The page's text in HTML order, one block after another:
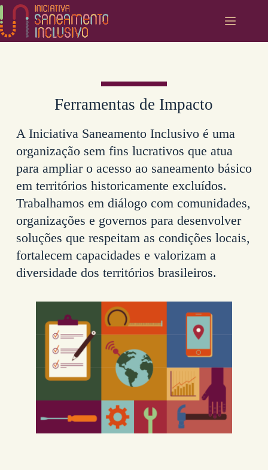
Pular
o
conteúdo
Ferramentas de Impacto
A Iniciativa Saneamento Inclusivo é uma
organização sem fins lucrativos que atua
para ampliar o acesso ao saneamento básico
em territórios historicamente excluídos.
Trabalhamos em diálogo com comunidades,
organizações e governos para desenvolver
soluções que respeitam as condições locais,
fortalecem capacidades e valorizam a
diversidade dos territórios brasileiros.